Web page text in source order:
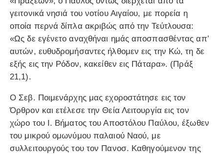
γειτονικά νησιά του νοτίου Αιγαίου, με πορεία η
οποία περνά δίπλα ακριβώς από την Τεύτλουσα:
«Ως δε εγένετο αναχθήναι ημάς αποσπασθέντας απ’
αυτών, ευθυδρομήσαντες ήλθομεν εις την Κώ, τη δε
εξής εις την Ρόδον, κακείθεν εις Πάταρα». (Πράξ
21,1).
Ο Σεβ. Ποιμενάρχης μας εχοροστάτησε εις τον
Όρθρον και ετέλεσε την Θεία Λειτουργία εις τον
χώρο του Ι. Βήματος του Αποστόλου Παύλου, έξωθεν
του μικρού ομωνύμου παλαιού Ναού, με
συλλειτουργούς του τον Πανοσ. Καθηγούμενον της